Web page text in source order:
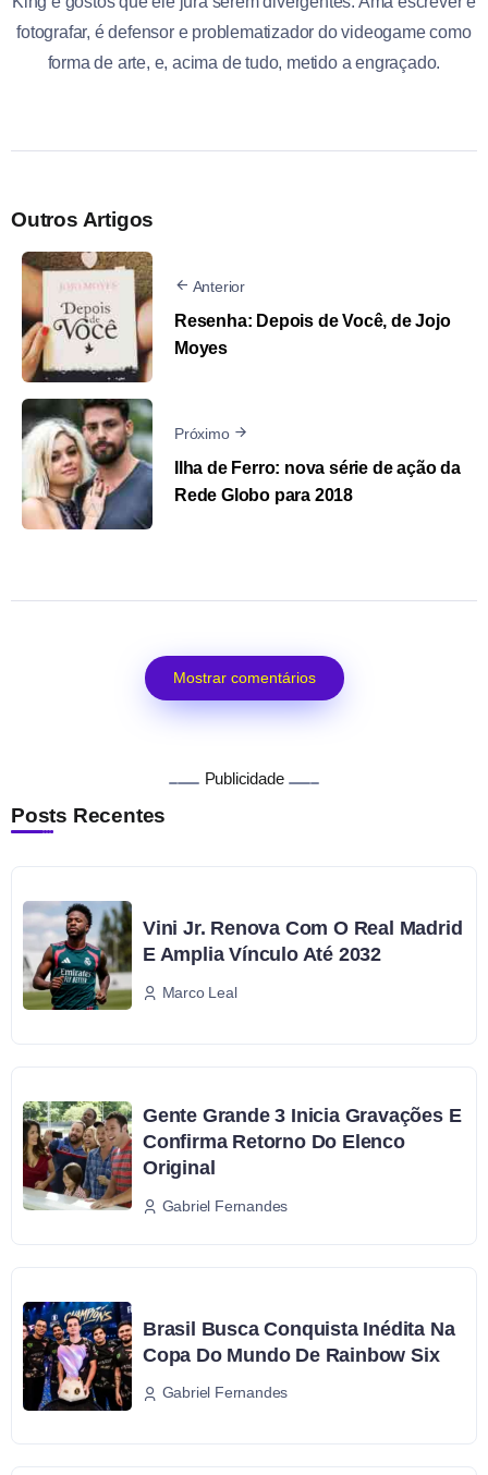
fotografar, é defensor e problematizador do videogame como
forma de arte, e, acima de tudo, metido a engraçado.
Outros Artigos
Anterior
Resenha: Depois de Você, de Jojo
Moyes
Próximo
Ilha de Ferro: nova série de ação da
Rede Globo para 2018
Mostrar comentários
Publicidade
Posts Recentes
Vini Jr. Renova Com O Real Madrid
E Amplia Vínculo Até 2032
Marco Leal
Gente Grande 3 Inicia Gravações E
Confirma Retorno Do Elenco
Original
Gabriel Fernandes
Brasil Busca Conquista Inédita Na
Copa Do Mundo De Rainbow Six
Gabriel Fernandes